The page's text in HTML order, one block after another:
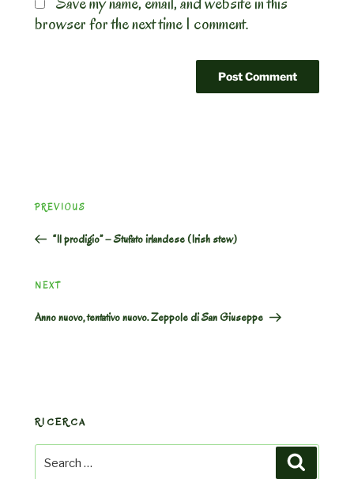
browser for the next time I comment.
navigation
Previous
PREVIOUS
“Il prodigio” – Stufato irlandese (Irish stew)
Next
NEXT
Anno nuovo, tentativo nuovo. Zeppole di San Giuseppe
RICERCA
Search
for: